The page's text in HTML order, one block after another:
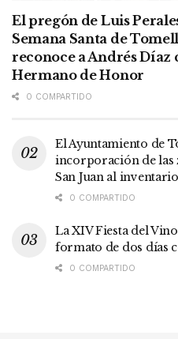
El pregón de Luis
Semana Santa de
reconoce a Andrés Díaz
Hermano de Honor
0 COMPARTIDO
El Ayuntamiento de
incorporación de las
San Juan al
0 COMPARTIDO
La XIV Fiesta del
formato de dos días
0 COMPARTIDO